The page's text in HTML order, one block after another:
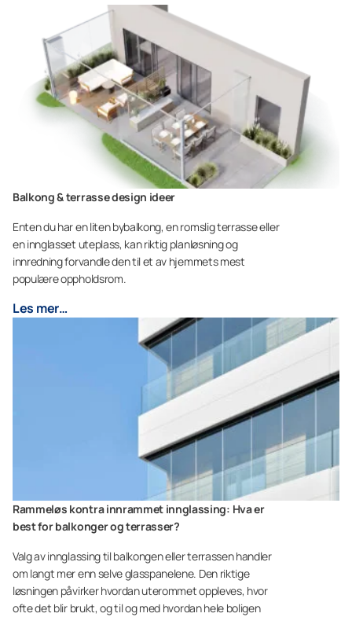
Balkong & terrasse design ideer
Enten du har en liten bybalkong, en romslig terrasse eller
en innglasset uteplass, kan riktig planløsning og
innredning forvandle den til et av hjemmets mest
populære oppholdsrom.
Les mer…
Rammeløs kontra innrammet innglassing: Hva er
best for balkonger og terrasser?
Valg av innglassing til balkongen eller terrassen handler
om langt mer enn selve glasspanelene. Den riktige
løsningen påvirker hvordan uterommet oppleves, hvor
ofte det blir brukt, og til og med hvordan hele boligen